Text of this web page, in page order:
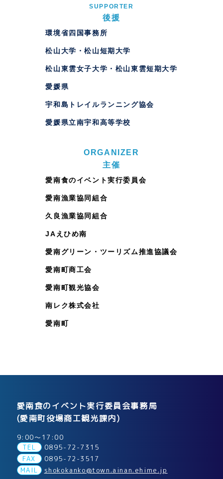
SUPPORTER
後援
環境省四国事務所
松山大学・松山短期大学
松山東雲女子大学・松山東雲短期大学
愛媛県
宇和島トレイルランニング協会
愛媛県立南宇和高等学校
ORGANIZER
主催
愛南食のイベント実行委員会
愛南漁業協同組合
久良漁業協同組合
JAえひめ南
愛南グリーン・ツーリズム推進協議会
愛南町商工会
愛南町観光協会
南レク株式会社
愛南町
愛南食のイベント実行委員会事務局
(愛南町役場商工観光課内)
9:00～17:00
TEL
0895-72-7315
FAX
0895-72-3517
MAIL
shokokanko@town.ainan.ehime.jp